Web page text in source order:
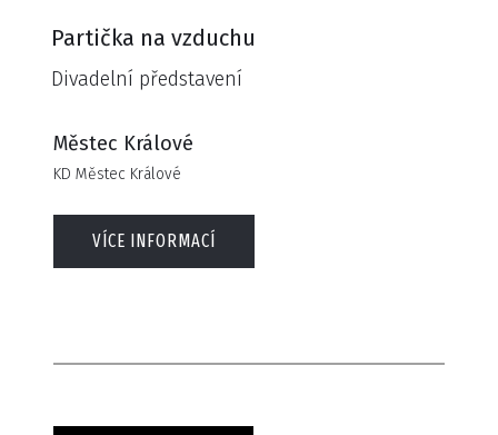
Partička na vzduchu
Divadelní představení
Městec Králové
KD Městec Králové
VÍCE INFORMACÍ